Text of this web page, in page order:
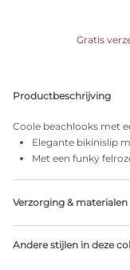
Gratis
Productbeschrijving
Coole beachlooks met
Elegante bikinislip
Met een funky
Verzorging & materialen
Niet bleken
Andere stijlen in deze